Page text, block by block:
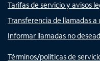
Tarifas de servicio y avisos
Transferencia de llamadas
Informar llamadas no
Términos/políticas de